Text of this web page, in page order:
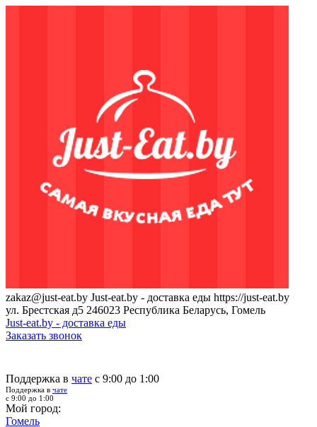
zakaz@just-eat.by Just-eat.by - доставка еды https://just-eat.by
ул. Брестская д5 246023 Республика Беларусь, Гомель
Just-eat.by - доставка еды
Заказать звонок
Поддержка в чате с 9:00 до 1:00
Поддержка в чате
с 9:00 до 1:00
Мой город:
Гомель